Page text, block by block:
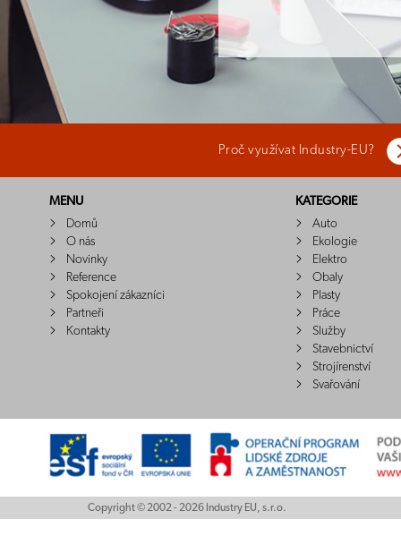
Proč využívat Industry-EU?
MENU
Domů
O nás
Novinky
Reference
Spokojení zákazníci
Partneři
Kontakty
KATEGORIE
Auto
Ekologie
Elektro
Obaly
Plasty
Práce
Služby
Stavebnictví
Strojírenství
Svařování
Copyright © 2002 - 2026 Industry EU, s.r.o.